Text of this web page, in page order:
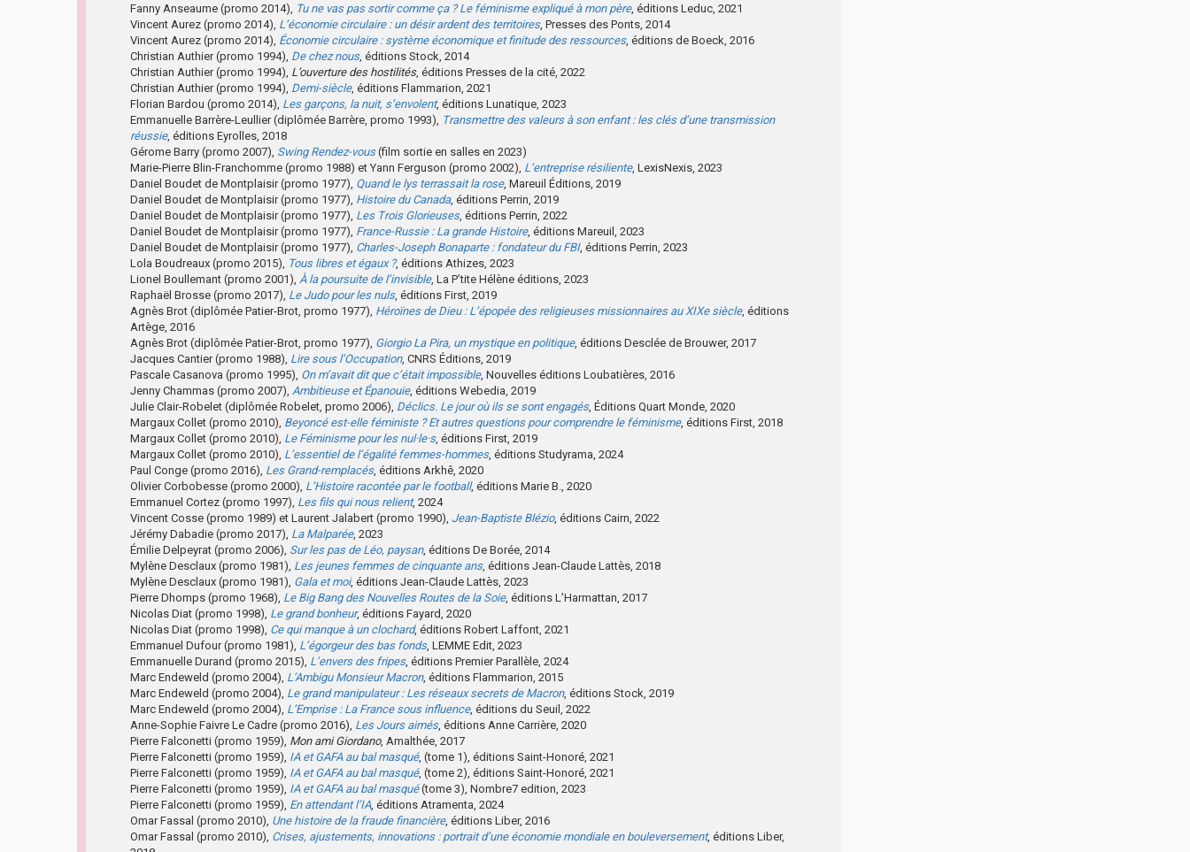
Fanny Anseaume (promo 2014), Tu ne vas pas sortir comme ça ? Le féminisme expliqué à mon père, éditions Leduc, 2021
Vincent Aurez (promo 2014), L’économie circulaire : un désir ardent des territoires, Presses des Ponts, 2014
Vincent Aurez (promo 2014), Économie circulaire : système économique et finitude des ressources, éditions de Boeck, 2016
Christian Authier (promo 1994), De chez nous, éditions Stock, 2014
Christian Authier (promo 1994), L’ouverture des hostilités, éditions Presses de la cité, 2022
Christian Authier (promo 1994), Demi-siècle, éditions Flammarion, 2021
Florian Bardou (promo 2014), Les garçons, la nuit, s’envolent, éditions Lunatique, 2023
Emmanuelle Barrère-Leullier (diplômée Barrère, promo 1993), Transmettre des valeurs à son enfant : les clés d’une transmission
réussie, éditions Eyrolles, 2018
Gérome Barry (promo 2007), Swing Rendez-vous(film sortie en salles en 2023)
Marie-Pierre Blin-Franchomme (promo 1988) et Yann Ferguson (promo 2002), L’entreprise résiliente, LexisNexis, 2023
Daniel Boudet de Montplaisir (promo 1977), Quand le lys terrassait la rose, Mareuil Éditions, 2019
Daniel Boudet de Montplaisir (promo 1977), Histoire du Canada, éditions Perrin, 2019
Daniel Boudet de Montplaisir (promo 1977), Les Trois Glorieuses, éditions Perrin, 2022
Daniel Boudet de Montplaisir (promo 1977), France-Russie : La grande Histoire, éditions Mareuil, 2023
Daniel Boudet de Montplaisir (promo 1977), Charles-Joseph Bonaparte : fondateur du FBI, éditions Perrin, 2023
Lola Boudreaux (promo 2015), Tous libres et égaux ?, éditions Athizes, 2023
Lionel Boullemant (promo 2001), À la poursuite de l’invisible, La P’tite Hélène éditions, 2023
Raphaël Brosse (promo 2017), Le Judo pour les nuls, éditions First, 2019
Agnès Brot (diplômée Patier-Brot, promo 1977), Héroïnes de Dieu : L’épopée des religieuses missionnaires au XIXe siècle, éditions
Artège, 2016
Agnès Brot (diplômée Patier-Brot, promo 1977), Giorgio La Pira, un mystique en politique, éditions Desclée de Brouwer, 2017
Jacques Cantier (promo 1988), Lire sous l’Occupation, CNRS Éditions, 2019
Pascale Casanova (promo 1995), On m’avait dit que c’était impossible, Nouvelles éditions Loubatières, 2016
Jenny Chammas (promo 2007), Ambitieuse et Épanouie, éditions Webedia, 2019
Julie Clair-Robelet (diplômée Robelet, promo 2006), Déclics. Le jour où ils se sont engagés, Éditions Quart Monde, 2020
Margaux Collet (promo 2010), Beyoncé est-elle féministe ? Et autres questions pour comprendre le féminisme, éditions First, 2018
Margaux Collet (promo 2010), Le Féminisme pour les nul·le·s, éditions First, 2019
Margaux Collet (promo 2010), L’essentiel de l’égalité femmes-hommes, éditions Studyrama, 2024
Paul Conge (promo 2016), Les Grand-remplacés, éditions Arkhê, 2020
Olivier Corbobesse (promo 2000), L’Histoire racontée par le football, éditions Marie B., 2020
Emmanuel Cortez (promo 1997), Les fils qui nous relient, 2024
Vincent Cosse (promo 1989) et Laurent Jalabert (promo 1990), Jean-Baptiste Blézio, éditions Cairn, 2022
Jérémy Dabadie (promo 2017), La Malparée, 2023
Émilie Delpeyrat (promo 2006), Sur les pas de Léo, paysan, éditions De Borée, 2014
Mylène Desclaux (promo 1981), Les jeunes femmes de cinquante ans, éditions Jean-Claude Lattès, 2018
Mylène Desclaux (promo 1981), Gala et moi, éditions Jean-Claude Lattès, 2023
Pierre Dhomps (promo 1968), Le Big Bang des Nouvelles Routes de la Soie, éditions L’Harmattan, 2017
Nicolas Diat (promo 1998), Le grand bonheur, éditions Fayard, 2020
Nicolas Diat (promo 1998), Ce qui manque à un clochard, éditions Robert Laffont, 2021
Emmanuel Dufour (promo 1981), L’égorgeur des bas fonds, LEMME Edit, 2023
Emmanuelle Durand (promo 2015), L’envers des fripes, éditions Premier Parallèle, 2024
Marc Endeweld (promo 2004), L’Ambigu Monsieur Macron, éditions Flammarion, 2015
Marc Endeweld (promo 2004), Le grand manipulateur : Les réseaux secrets de Macron, éditions Stock, 2019
Marc Endeweld (promo 2004), L’Emprise : La France sous influence, éditions du Seuil, 2022
Anne-Sophie Faivre Le Cadre (promo 2016), Les Jours aimés, éditions Anne Carrière, 2020
Pierre Falconetti (promo 1959), Mon ami Giordano, Amalthée, 2017
Pierre Falconetti (promo 1959), IA et GAFA au bal masqué, (tome 1), éditions Saint-Honoré, 2021
Pierre Falconetti (promo 1959), IA et GAFA au bal masqué, (tome 2), éditions Saint-Honoré, 2021
Pierre Falconetti (promo 1959), IA et GAFA au bal masqué(tome 3), Nombre7 edition, 2023
Pierre Falconetti (promo 1959), En attendant l’IA , éditions Atramenta, 2024
Omar Fassal (promo 2010), Une histoire de la fraude financière, éditions Liber, 2016
Omar Fassal (promo 2010), Crises, ajustements, innovations : portrait d’une économie mondiale en bouleversement, éditions Liber,